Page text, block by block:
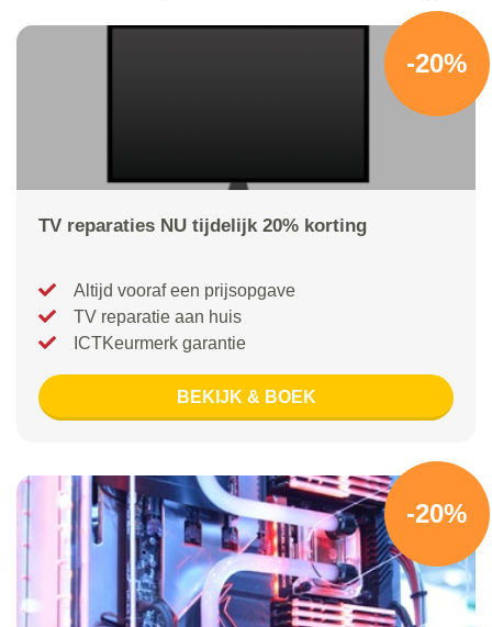
-20%
TV reparaties NU tijdelijk 20% korting
Altijd vooraf een prijsopgave
TV reparatie aan huis
ICTKeurmerk garantie
BEKIJK & BOEK
-20%